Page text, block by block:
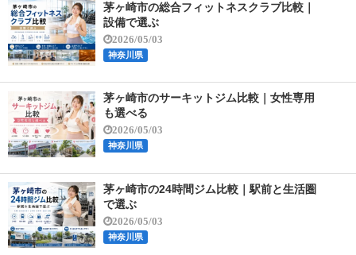
茅ヶ崎市の総合フィットネスクラブ比較｜
設備で選ぶ
2026/05/03
神奈川県
茅ヶ崎市のサーキットジム比較｜女性専用
も選べる
2026/05/03
神奈川県
茅ヶ崎市の24時間ジム比較｜駅前と生活圏
で選ぶ
2026/05/03
神奈川県